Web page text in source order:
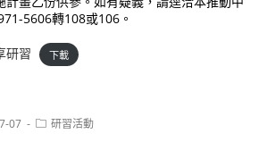
5606轉108或106。
研習 下載
07
Post研習活動